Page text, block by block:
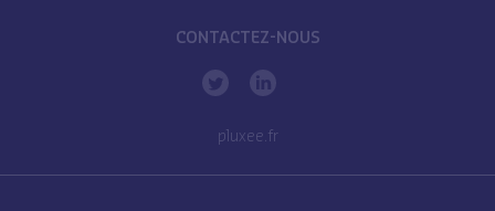
CONTACTEZ-NOUS
pluxee.fr